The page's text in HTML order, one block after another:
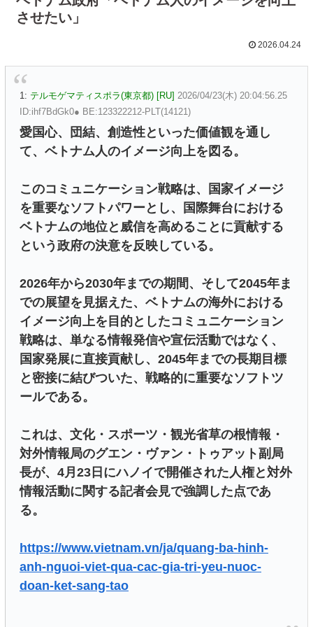
させたい」
2026.04.24
1: テルモゲマティスポラ(東京都) [RU] 2026/04/23(木) 20:04:56.25
ID:ihf7BdGk0● BE:123322212-PLT(14121)
愛国心、団結、創造性といった価値観を通し
て、ベトナム人のイメージ向上を図る。
このコミュニケーション戦略は、国家イメージ
を重要なソフトパワーとし、国際舞台における
ベトナムの地位と威信を高めることに貢献する
という政府の決意を反映している。
2026年から2030年までの期間、そして2045年ま
での展望を見据えた、ベトナムの海外における
イメージ向上を目的としたコミュニケーション
戦略は、単なる情報発信や宣伝活動ではなく、
国家発展に直接貢献し、2045年までの長期目標
と密接に結びついた、戦略的に重要なソフトツ
ールである。
これは、文化・スポーツ・観光省草の根情報・
対外情報局のグエン・ヴァン・トゥアット副局
長が、4月23日にハノイで開催された人権と対外
情報活動に関する記者会見で強調した点であ
る。
https://www.vietnam.vn/ja/quang-ba-hinh-
anh-nguoi-viet-qua-cac-gia-tri-yeu-nuoc-
doan-ket-sang-tao